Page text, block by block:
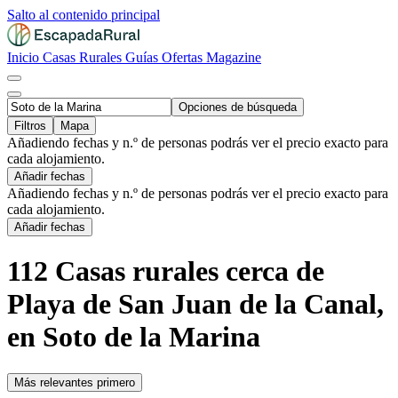
Salto al contenido principal
Inicio Casas Rurales Guías Ofertas Magazine
Opciones de búsqueda
Filtros
Mapa
Añadiendo fechas y n.º de personas podrás ver el precio exacto para
cada alojamiento.
Añadir fechas
Añadiendo fechas y n.º de personas podrás ver el precio exacto para
cada alojamiento.
Añadir fechas
112 Casas rurales cerca de
Playa de San Juan de la Canal,
en Soto de la Marina
Más relevantes primero